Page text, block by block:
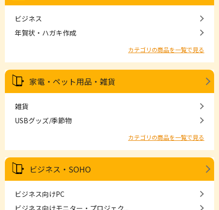
ビジネス
年賀状・ハガキ作成
カテゴリの商品を一覧で見る
家電・ペット用品・雑貨
雑貨
USBグッズ/季節物
カテゴリの商品を一覧で見る
ビジネス・SOHO
ビジネス向けPC
ビジネス向けモニター・プロジェク...